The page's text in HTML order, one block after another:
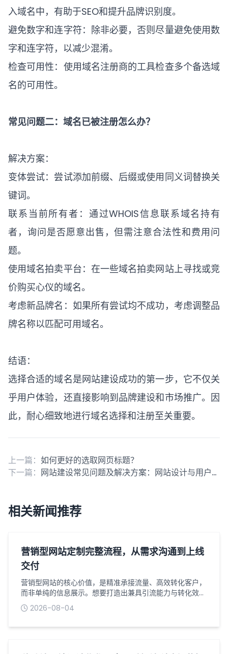
入域名中，有助于SEO和提升品牌识别度。
避免数字和连字符：除非必要，否则尽量避免使用数
字和连字符，以减少混淆。
检查可用性：使用域名注册商的工具检查多个备选域
名的可用性。
常见问题二：域名已被注册怎么办？
解决方案：
变体尝试：尝试添加前缀、后缀或使用同义词替换关
键词。
联系当前所有者：通过WHOIS信息联系域名持有
者，询问是否愿意出售，但需注意合法性和费用问
题。
使用域名拍卖平台：在一些域名拍卖网站上寻找或竞
价购买心仪的域名。
考虑新品牌名：如果所有尝试均不成功，考虑调整品
牌名称以匹配可用域名。
结语：
选择合适的域名是网站建设成功的第一步，它不仅关
乎用户体验，还直接影响到品牌建设和市场推广。因
此，耐心细致地进行域名选择和注册至关重要。
上一篇： 如何更好的选取网页标题？
下一篇：
网站建设常见问题及解决方案：网站设计与用户体验
相关新闻推荐
营销型网站定制完整流程，从需求沟通到上线
交付
营销型网站的核心价值，是精准承接流量、高效转化客户，
而非单纯的信息展示。想要打造出兼具引流能力与转化效果
的营销型网站，离不开一套标准化、精细化的定制流程。从
前期需求梳理到最终上线交付，每个环节都环环相扣，直接
2026-08-04